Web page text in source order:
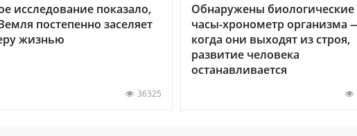
исследование показало,
постепенно заселяет
жизнью
36325
Обнаружены биологические
часы-хронометр организма
когда они выходят из строя,
развитие человека
останавливается